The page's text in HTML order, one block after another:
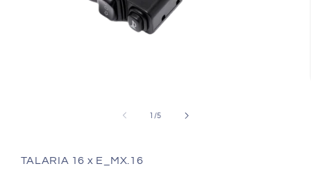
fenêtre
modale
1 /de
5
TALARIA 16 x E_MX.16